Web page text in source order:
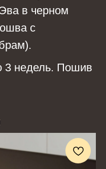
в черном
с
3 недель. Пошив